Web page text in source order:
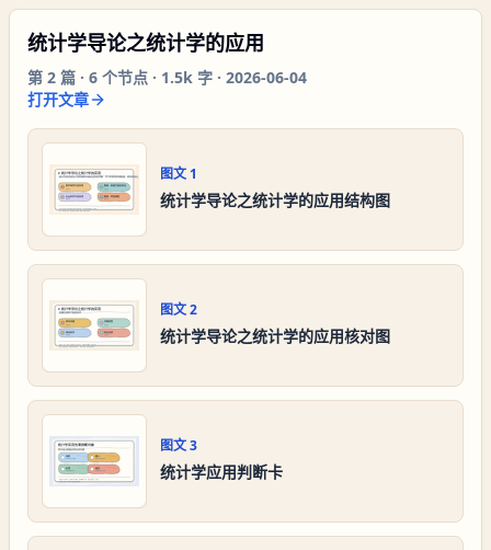
统计学导论之统计学的应用
第 2 篇 · 6 个节点 · 1.5k 字 · 2026-06-04
打开文章
图文 1
统计学导论之统计学的应用结构图
图文2
统计学导论之统计学的应用核对图
图文3
统计学应用判断卡